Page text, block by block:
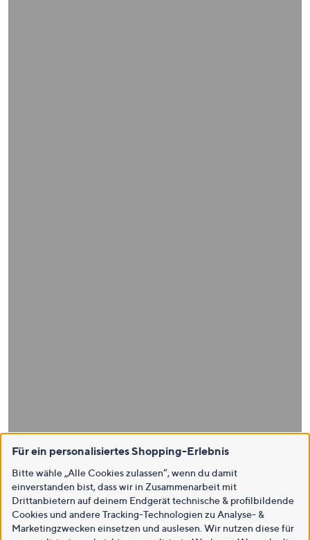
Für ein personalisiertes Shopping-Erlebnis
Bitte wähle „Alle Cookies zulassen“, wenn du damit
einverstanden bist, dass wir in Zusammenarbeit mit
Drittanbietern auf deinem Endgerät technische & profilbildende
Cookies und andere Tracking-Technologien zu Analyse- &
Marketingzwecken einsetzen und auslesen. Wir nutzen diese für